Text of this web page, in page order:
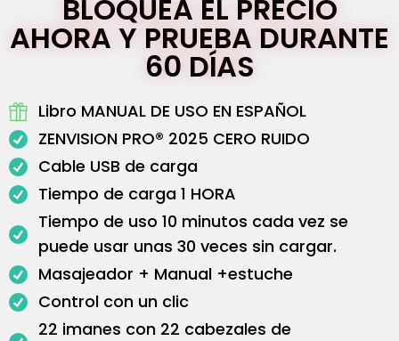
BLOQUEA EL PRECIO
AHORA Y PRUEBA DURANTE
60 DÍAS
Libro MANUAL DE USO EN ESPAÑOL
ZENVISION PRO® 2025 CERO RUIDO
Cable USB de carga
Tiempo de carga 1 HORA
Tiempo de uso 10 minutos cada vez se
puede usar unas 30 veces sin cargar.
Masajeador + Manual +estuche
Control con un clic
22 imanes con 22 cabezales de